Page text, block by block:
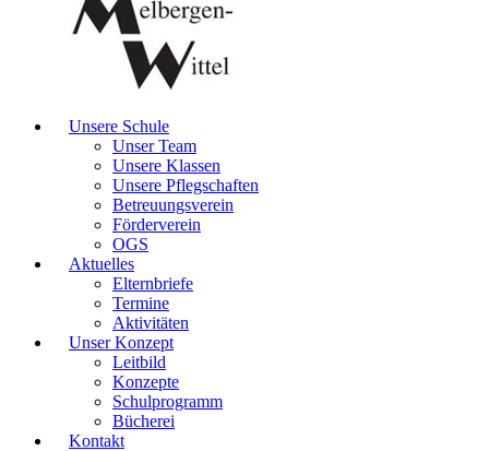
Unsere Schule
Unser Team
Unsere Klassen
Unsere Pflegschaften
Betreuungsverein
Förderverein
OGS
Aktuelles
Elternbriefe
Termine
Aktivitäten
Unser Konzept
Leitbild
Konzepte
Schulprogramm
Bücherei
Kontakt